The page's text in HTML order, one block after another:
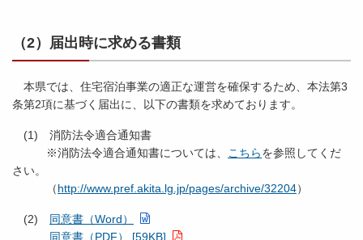
（2）届出時に求める書類
本県では、住宅宿泊事業の適正な運営を確保するため、本法第3
条第2項に基づく届出に、以下の書類を求めております。
(1) 消防法令適合通知書
※消防法令適合通知書については、
こちらを参照してくだ
さい。
（http://www.pref.akita.lg.jp/pages/archive/32204）
(2) 同意書（Word）
同意書（PDF） [59KB]